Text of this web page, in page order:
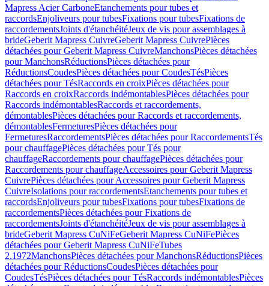
Mapress Acier CarboneEtanchements pour tubes et
raccordsEnjoliveurs pour tubesFixations pour tubesFixations de
raccordementsJoints d'étanchéitéJeux de vis pour assemblages à
brideGeberit Mapress CuivreGeberit Mapress CuivrePièces
détachées pour Geberit Mapress CuivreManchonsPièces détachées
pour ManchonsRéductionsPièces détachées pour
RéductionsCoudesPièces détachées pour CoudesTésPièces
détachées pour TésRaccords en croixPièces détachées pour
Raccords en croixRaccords indémontablesPièces détachées pour
Raccords indémontablesRaccords et raccordements,
démontablesPièces détachées pour Raccords et raccordements,
démontablesFermeturesPièces détachées pour
FermeturesRaccordementsPièces détachées pour RaccordementsTés
pour chauffagePièces détachées pour Tés pour
chauffageRaccordements pour chauffagePièces détachées pour
Raccordements pour chauffageAccessoires pour Geberit Mapress
CuivrePièces détachées pour Accessoires pour Geberit Mapress
CuivreIsolations pour raccordementsEtanchements pour tubes et
raccordsEnjoliveurs pour tubesFixations pour tubesFixations de
raccordementsPièces détachées pour Fixations de
raccordementsJoints d'étanchéitéJeux de vis pour assemblages à
brideGeberit Mapress CuNiFeGeberit Mapress CuNiFePièces
détachées pour Geberit Mapress CuNiFeTubes
2.1972ManchonsPièces détachées pour ManchonsRéductionsPièces
détachées pour RéductionsCoudesPièces détachées pour
CoudesTésPièces détachées pour TésRaccords indémontablesPièces